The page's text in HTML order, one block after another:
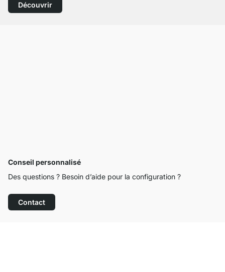
Découvrir
Conseil personnalisé
Des questions ? Besoin d’aide pour la configuration ?
Contact